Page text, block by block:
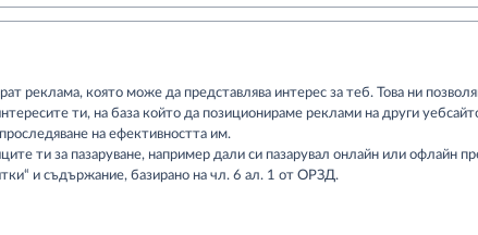
реклама, която може да представлява интерес за теб. Това ни
ти, на база който да позиционираме реклами на други
на ефективността им.
ти за пазаруване, например дали си пазарувал онлайн или офлайн
и съдържание, базирано на чл. 6 ал. 1 от ОРЗД.